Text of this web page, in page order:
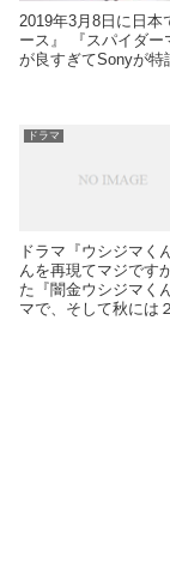
2019年3月8日に日
ース』 『スパイダ
が良すぎてSonyが
ドラマ
ドラマ『ウシジマく
んを再現てマジです
た『闇金ウシジマく
マで、そして秋には